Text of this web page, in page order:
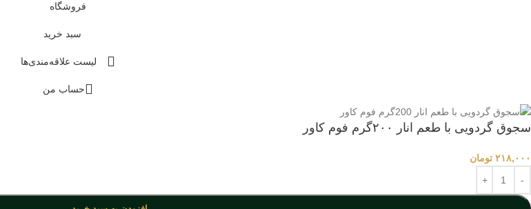
فروشگاه
سبد خرید
لیست علاقه‌مندی‌ها
حساب من
سجوق گردویی با طعم انار ۲۰۰گرم فوم کاور
۲۱۸,۰۰۰ تومان